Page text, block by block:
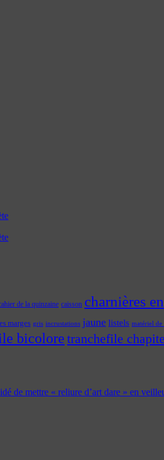
de la quinzaine caisson charnières
marges gris incrustations jaune listels matériel de
bicolore tranchefile
de mettre « reliure d’art dare » en